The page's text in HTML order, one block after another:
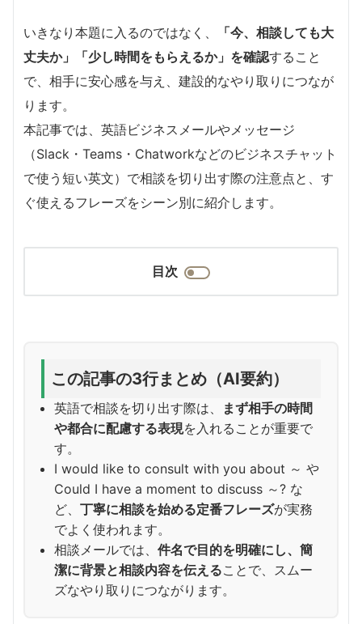
いきなり本題に入るのではなく、
「今、相談しても大
丈夫か」「少し時間をもらえるか」を確認すること
で、相手に安心感を与え、建設的なやり取りにつなが
ります。
本記事では、英語ビジネスメールやメッセージ
（Slack・Teams・Chatworkなどのビジネスチャット
で使う短い英文）で相談を切り出す際の注意点と、す
ぐ使えるフレーズをシーン別に紹介します。
目次
この記事の3行まとめ（AI要約）
英語で相談を切り出す際は、
まず相手の時間
や都合に配慮する表現を入れることが重要で
す。
I would like to consult with you about ～ や
Could I have a moment to discuss ～? な
ど、 丁寧に相談を始める定番フレーズが実務
でよく使われます。
相談メールでは、 件名で目的を明確にし、簡
潔に背景と相談内容を伝えることで、スムー
ズなやり取りにつながります。